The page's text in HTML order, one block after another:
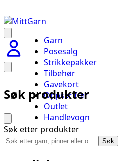
Garn
Posesalg
Strikkepakker
Tilbehør
Gavekort
Oppskrifter
Outlet
Handlevogn
Søk produkter
Søk etter produkter
Søk